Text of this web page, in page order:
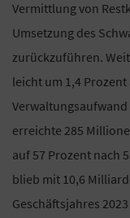
Vermittlung von
Umsetzung des
zurückzuführen.
leicht um 1,4
erreichte 285
auf 57 Prozent nach
blieb mit 10,6
Geschäftsjahres